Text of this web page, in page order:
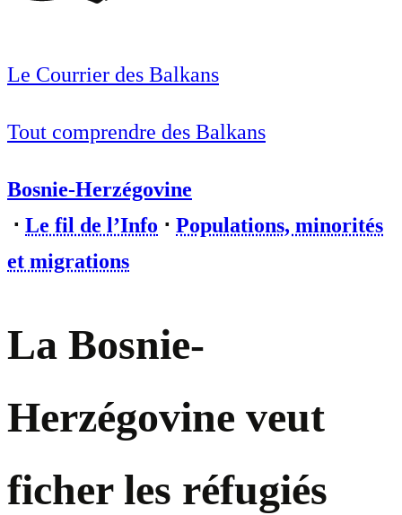
Le Courrier des Balkans
Tout comprendre des Balkans
Bosnie-Herzégovine
⋅ Le fil de l’Info ⋅ Populations, minorités
et migrations
La Bosnie-
Herzégovine veut
ficher les réfugiés